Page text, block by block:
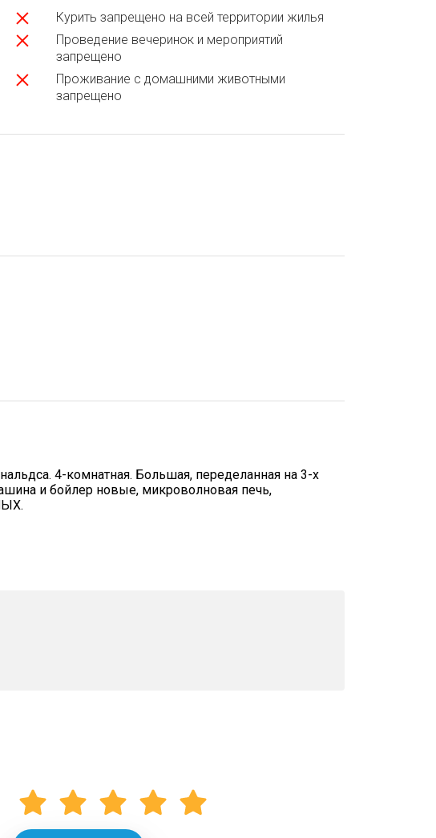
Курить запрещено на всей территории жилья
Проведение вечеринок и мероприятий
запрещено
Проживание с домашними животными
запрещено
4-комнатная. Большая, переделанная на 3-х
и бойлер новые, микроволновая печь,